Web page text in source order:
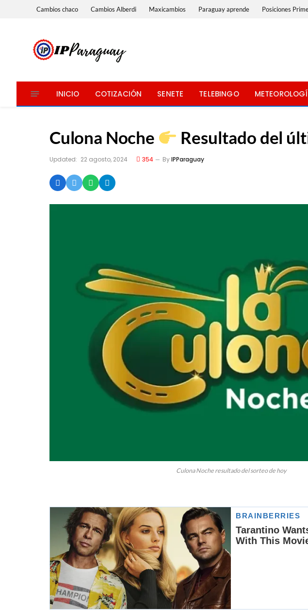
Cambios chaco Cambios Alberdi Maxicambios Paraguay aprende Posiciones
INICIO COTIZACIÓN SENETE TELEBINGO
Culona Noche Resultado del
Updated: 22 agosto, 2024 354 ByIPParaguay
Culona Noche resultado del sorteo de hoy